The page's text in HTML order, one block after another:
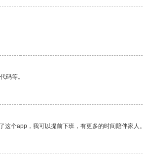
码等。
个app，我可以提前下班，有更多的时间陪伴家人。